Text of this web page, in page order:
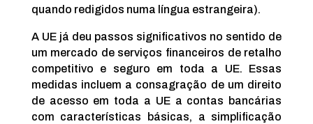
quando redigidos numa língua estrangeira).
A UE já deu passos significativos no sentido de
um mercado de serviços financeiros de retalho
competitivo e seguro em toda a UE. Essas
medidas incluem a consagração de um direito
de acesso em toda a UE a contas bancárias
com características básicas, a simplificação